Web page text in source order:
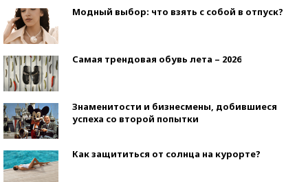
Модный выбор: что взять с собой в отпуск?
Самая трендовая обувь лета – 2026
Знаменитости и бизнесмены, добившиеся
успеха со второй попытки
Как защититься от солнца на курорте?